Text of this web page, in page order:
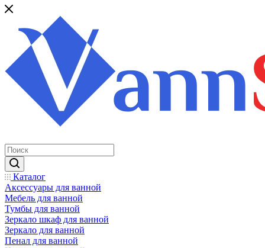
Каталог
Аксессуары для ванной
Мебель для ванной
Тумбы для ванной
Зеркало шкаф для ванной
Зеркало для ванной
Пенал для ванной